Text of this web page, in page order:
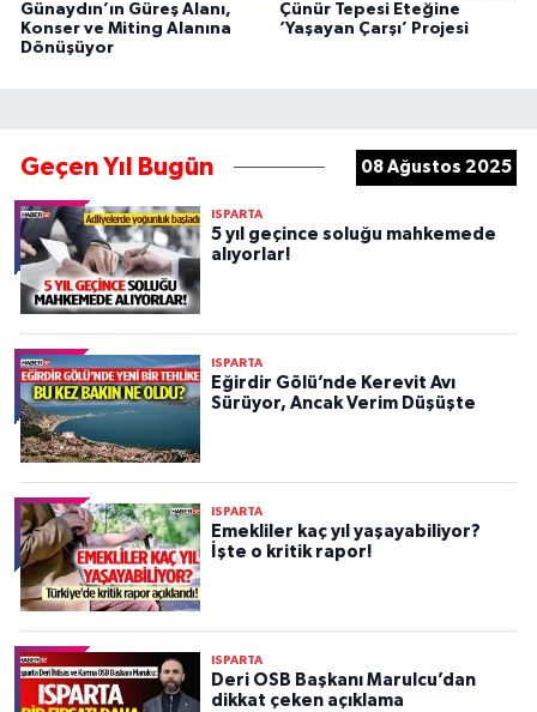
Günaydın’ın Güreş Alanı,
Konser ve Miting Alanına
Dönüşüyor
Çünür Tepesi Eteğine
‘Yaşayan Çarşı’ Projesi
Geçen Yıl Bugün 08 Ağustos 2025
ISPARTA
5 yıl geçince soluğu mahkemede
alıyorlar!
ISPARTA
Eğirdir Gölü’nde Kerevit Avı
Sürüyor, Ancak Verim Düşüşte
ISPARTA
Emekliler kaç yıl yaşayabiliyor?
İşte o kritik rapor!
ISPARTA
Deri OSB Başkanı Marulcu’dan
dikkat çeken açıklama